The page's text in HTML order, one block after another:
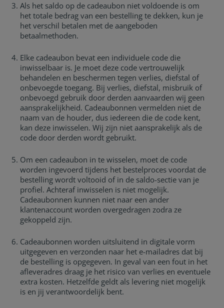
Als het saldo op de cadeaubon niet voldoende is om
het totale bedrag van een bestelling te dekken, kun je
het verschil betalen met de aangeboden
betaalmethoden.
Elke cadeaubon bevat een individuele code die
inwisselbaar is. Je moet deze code vertrouwelijk
behandelen en beschermen tegen verlies, diefstal of
onbevoegde toegang. Bij verlies, diefstal, misbruik of
onbevoegd gebruik door derden aanvaarden wij geen
aansprakelijkheid. Cadeaubonnen vermelden niet de
naam van de houder, dus iedereen die de code kent,
kan deze inwisselen. Wij zijn niet aansprakelijk als de
code door derden wordt gebruikt.
Om een cadeaubon in te wisselen, moet de code
worden ingevoerd tijdens het bestelproces voordat de
bestelling wordt voltooid of in de saldo-sectie van je
profiel. Achteraf inwisselen is niet mogelijk.
Cadeaubonnen kunnen niet naar een ander
klantenaccount worden overgedragen zodra ze
gekoppeld zijn.
Cadeaubonnen worden uitsluitend in digitale vorm
uitgegeven en verzonden naar het e-mailadres dat bij
de bestelling is opgegeven. In geval van een fout in het
afleveradres draag je het risico van verlies en eventuele
extra kosten. Hetzelfde geldt als levering niet mogelijk
is en jij verantwoordelijk bent.